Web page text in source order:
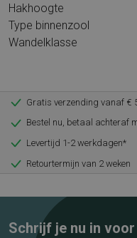
Hakhoogte
Type binnenzool
Wandelklasse
Gratis verzending vanaf €
Bestel nu, betaal achteraf
Levertijd 1-2 werkdagen*
Retourtermijn van 2 weken
Schrijf je nu in